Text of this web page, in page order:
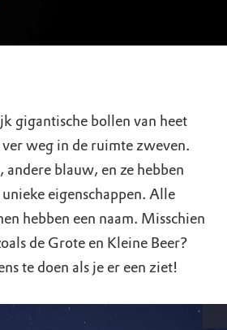
gigantische bollen van heet
weg in de ruimte zweven.
blauw, en ze hebben
eigenschappen. Alle
hebben een naam. Misschien
de Grote en Kleine Beer?
te doen als je er een ziet!